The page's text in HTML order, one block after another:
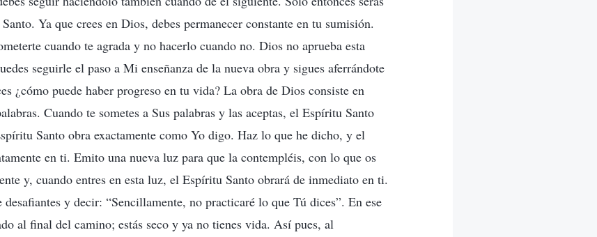
Ya que crees en Dios, debes permanecer constante en tu sumisión.
cuando te agrada y no hacerlo cuando no. Dios no aprueba esta
seguirle el paso a Mi enseñanza de la nueva obra y sigues aferrándote
¿cómo puede haber progreso en tu vida? La obra de Dios consiste en
Cuando te sometes a Sus palabras y las aceptas, el Espíritu Santo
Santo obra exactamente como Yo digo. Haz lo que he dicho, y el
en ti. Emito una nueva luz para que la contempléis, con lo que os
y, cuando entres en esta luz, el Espíritu Santo obrará de inmediato en ti.
y decir: “Sencillamente, no practicaré lo que Tú dices”. En ese
al final del camino; estás seco y ya no tienes vida. Así pues, al